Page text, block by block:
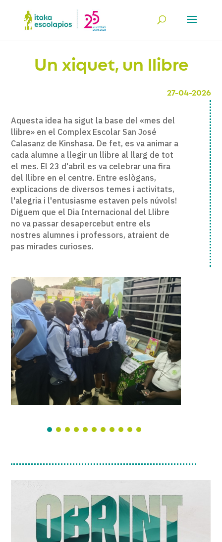
Un xiquet, un llibre
27-04-2026
Aquesta idea ha sigut la base del «mes del
llibre» en el Complex Escolar San José
Calasanz de Kinshasa. De fet, es va animar a
cada alumne a llegir un llibre al llarg de tot
el mes. El 23 d'abril es va celebrar una fira
del llibre en el centre. Entre eslògans,
explicacions de diversos temes i activitats,
l'alegria i l'entusiasme estaven pels núvols!
Diguem que el Dia Internacional del Llibre
no va passar desapercebut entre els
nostres alumnes i professors, atraient de
pas mirades curioses.